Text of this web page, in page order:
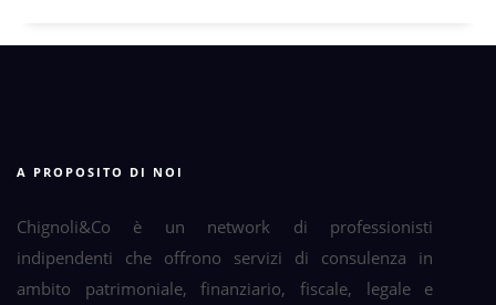
A PROPOSITO DI NOI
Chignoli&Co è un network di professionisti
indipendenti che offrono servizi di consulenza in
ambito patrimoniale, finanziario, fiscale, legale e